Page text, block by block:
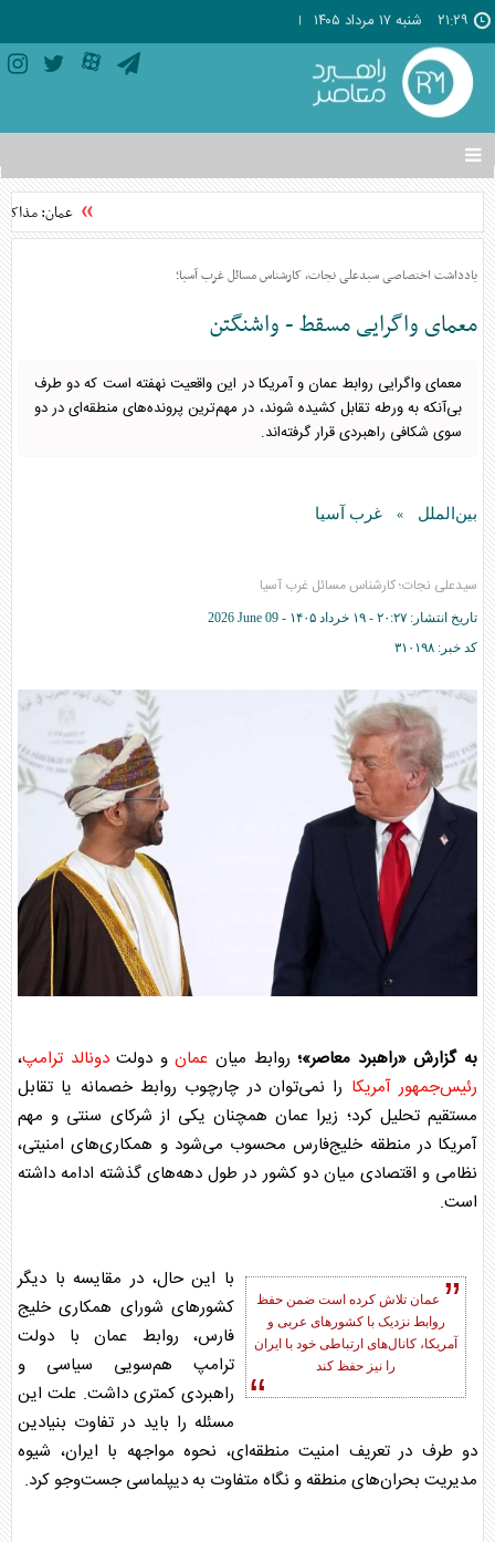
۲۱:۲۹ شنبه ۱۷ مرداد ۱۴۰۵
تغییر
وضعیت
منوی
ها
عمان:
یادداشت اختصاصی سیدعلی نجات، کارشناس مسائل غرب آسیا؛
معمای واگرایی مسقط - واشنگتن
معمای واگرایی روابط عمان و آمریکا در این واقعیت نهفته است که دو طرف
بی‌آنکه به ورطه تقابل کشیده شوند، در مهم‌ترین پرونده‌های منطقه‌ای در دو
سوی شکافی راهبردی قرار گرفته‌اند.
بین‌الملل » غرب آسیا
سیدعلی نجات؛ کارشناس مسائل غرب آسیا
تاریخ انتشار: ۲۰:۲۷ - ۱۹ خرداد ۱۴۰۵ -
2026 June 09
کد خبر: ۳۱۰۱۹۸
به گزارش «راهبرد معاصر»؛روابط میان عمانو دولتدونالد ترامپ،
رئیس‌جمهور آمریکا را نمی‌توان در چارچوب روابط خصمانه یا تقابل
مستقیم تحلیل کرد؛ زیرا عمانهمچنان یکی از شرکای سنتی و مهم
آمریکا در منطقه خلیج‌فارس محسوب می‌شود و همکاری‌های امنیتی،
نظامی و اقتصادی میان دو کشور در طول دهه‌های گذشته ادامه داشته
است.
عمان تلاش کرده است ضمن حفظ
روابط نزدیک با کشورهای عربی و
آمریکا، کانال‌های ارتباطی خود با ایران
را نیز حفظ کند
با این حال، در مقایسه با دیگر
کشورهای شورای همکاری خلیج
فارس، روابط عمان با دولت
ترامپ هم‌سویی سیاسی و
راهبردی کمتری داشت. علت این
مسئله را باید در تفاوت بنیادین
دو طرف در تعریف امنیت منطقه‌ای، نحوه مواجهه با ایران، شیوه
مدیریت بحران‌های منطقه و نگاه متفاوت به دیپلماسی جست‌وجو کرد.